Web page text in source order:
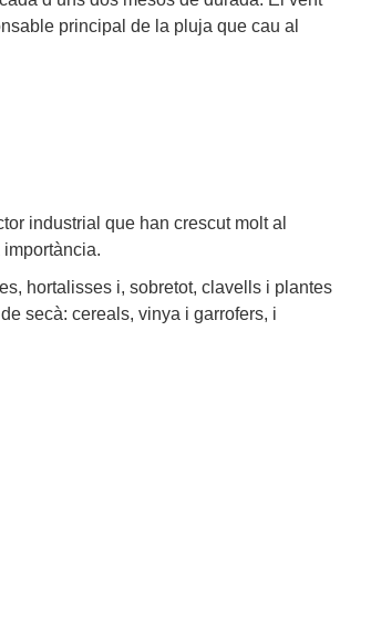
principal de la pluja que cau al
industrial que han crescut molt al
importància.
hortalisses i, sobretot, clavells i plantes
secà: cereals, vinya i garrofers, i